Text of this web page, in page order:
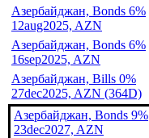
Азербайджан, Bonds 6%
12aug2025, AZN
Азербайджан, Bonds 6%
16sep2025, AZN
Азербайджан, Bills 0%
27dec2025, AZN (364D)
Азербайджан, Bonds 9%
23dec2027, AZN